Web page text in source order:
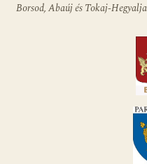
Borsod, Abaúj és Tokaj-